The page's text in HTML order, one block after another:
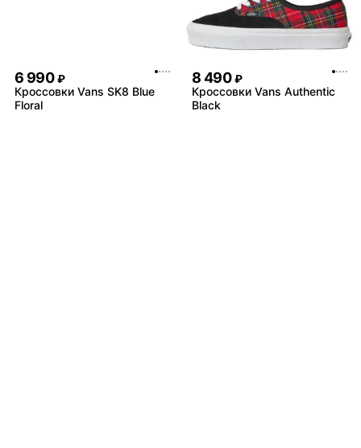
6 990 ₽
Кроссовки Vans SK8 Blue
Floral
8 490 ₽
Кроссовки Vans Authentic
Black